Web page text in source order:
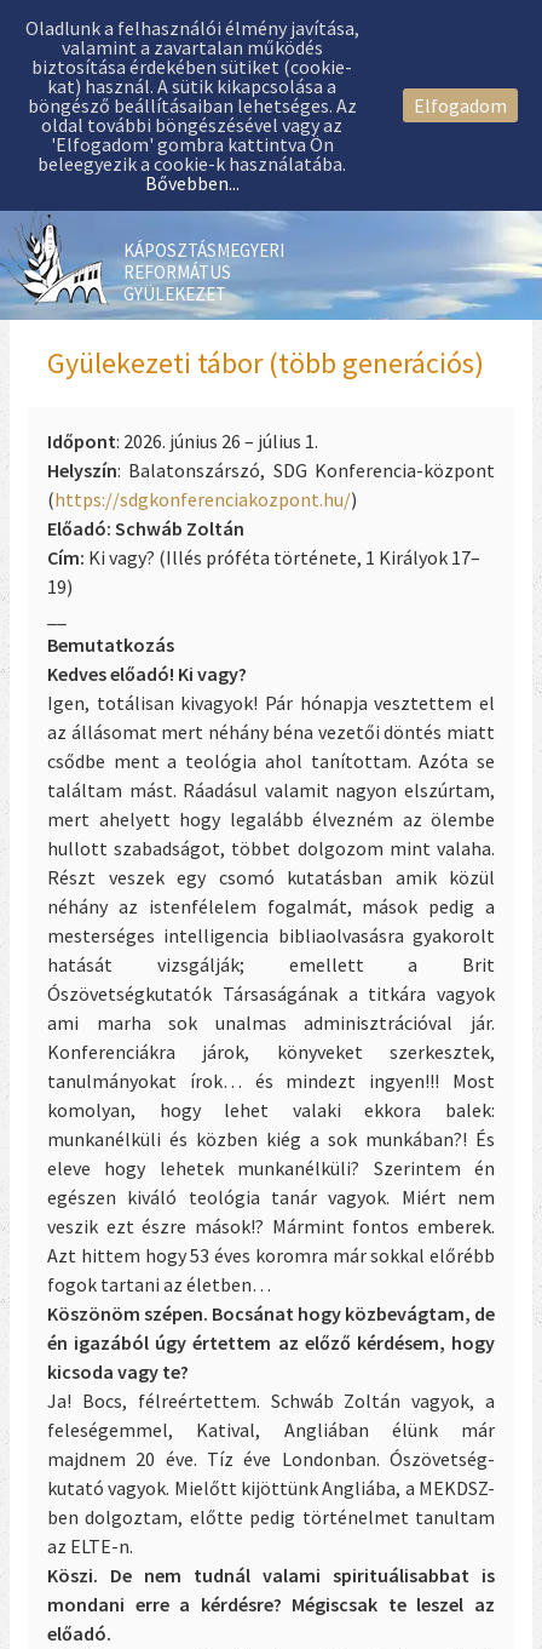
KÁPOSZTÁSMEGYERI
REFORMÁTUS
GYÜLEKEZET
Gyülekezeti tábor (több generációs)
Időpont: 2026. június 26 – július 1.
Helyszín: Balatonszárszó, SDG Konferencia-központ
(https://sdgkonferenciakozpont.hu/)
Előadó: Schwáb Zoltán
Cím: Ki vagy? (Illés próféta története, 1 Királyok 17–
19)
Bemutatkozás
Kedves előadó! Ki vagy?
Igen, totálisan kivagyok! Pár hónapja vesztettem el
az állásomat mert néhány béna vezetői döntés miatt
csődbe ment a teológia ahol tanítottam. Azóta se
találtam mást. Ráadásul valamit nagyon elszúrtam,
mert ahelyett hogy legalább élvezném az ölembe
hullott szabadságot, többet dolgozom mint valaha.
Részt veszek egy csomó kutatásban amik közül
néhány az istenfélelem fogalmát, mások pedig a
mesterséges intelligencia bibliaolvasásra gyakorolt
hatását vizsgálják; emellett a Brit
Ószövetségkutatók Társaságának a titkára vagyok
ami marha sok unalmas adminisztrációval jár.
Konferenciákra járok, könyveket szerkesztek,
tanulmányokat írok… és mindezt ingyen!!! Most
komolyan, hogy lehet valaki ekkora balek:
munkanélküli és közben kiég a sok munkában?! És
eleve hogy lehetek munkanélküli? Szerintem én
egészen kiváló teológia tanár vagyok. Miért nem
veszik ezt észre mások!? Mármint fontos emberek.
Azt hittem hogy 53 éves koromra már sokkal előrébb
fogok tartani az életben…
Köszönöm szépen. Bocsánat hogy közbevágtam, de
én igazából úgy értettem az előző kérdésem, hogy
kicsoda vagy te?
Ja! Bocs, félreértettem. Schwáb Zoltán vagyok, a
feleségemmel, Katival, Angliában élünk már
majdnem 20 éve. Tíz éve Londonban. Ószövetség-
kutató vagyok. Mielőtt kijöttünk Angliába, a MEKDSZ-
ben dolgoztam, előtte pedig történelmet tanultam
az ELTE-n.
Köszi. De nem tudnál valami spirituálisabbat is
mondani erre a kérdésre? Mégiscsak te leszel az
előadó.
Oladlunk a felhasználói élmény javítása,
valamint a zavartalan működés
biztosítása érdekében sütiket (cookie-
kat) használ. A sütik kikapcsolása a
böngésző beállításaiban lehetséges. Az
oldal további böngészésével vagy az
'Elfogadom' gombra kattintva Ön
beleegyezik a cookie-k használatába.
Bővebben...
Elfogadom